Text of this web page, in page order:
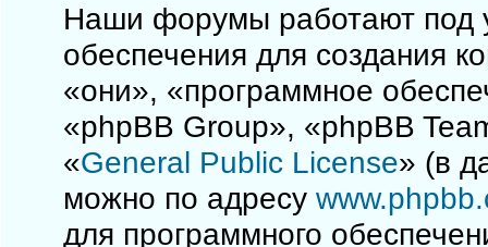
Наши форумы работают под
обеспечения для создания
«они», «программное
«phpBB Group», «phpBB
«General Public License» (в
можно по адресу
для программного